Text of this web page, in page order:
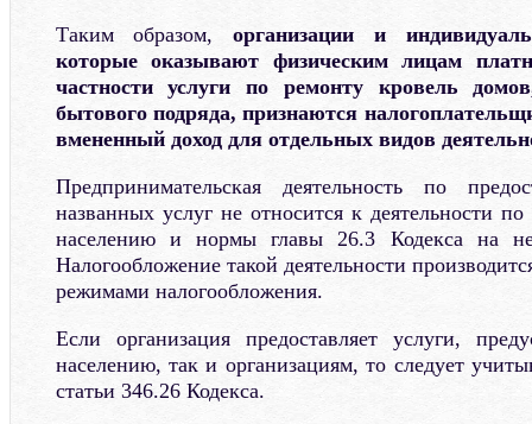
Таким образом,организации и
которые оказывают физическим лицам
частности услуги по ремонту кровель
бытового подряда, признаются
вмененный доход для отдельных видов
Предпринимательская деятельность по
названных услуг не относится к деятельности
населению и нормы главы 26.3 Кодекса на
Налогообложение такой деятельности
режимами налогообложения.
Если организация предоставляет услуги,
населению, так и организациям, то следует
статьи 346.26 Кодекса.